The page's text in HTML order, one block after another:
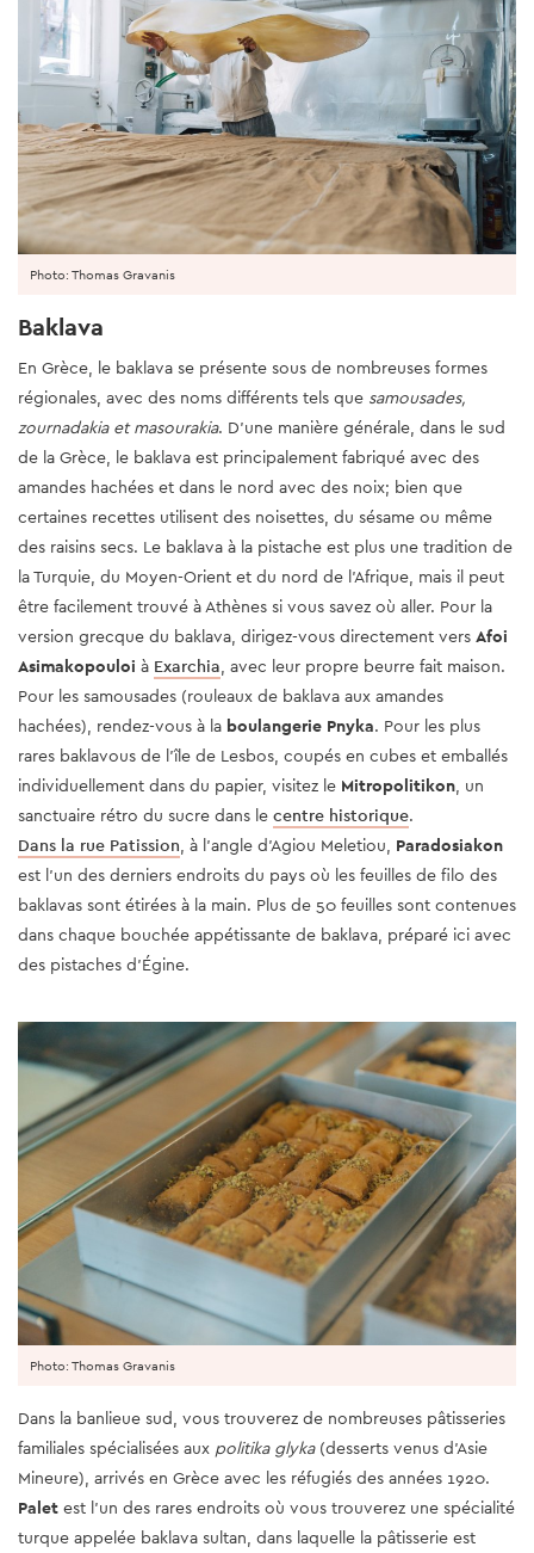
Baklava
En Grèce, le baklava se présente sous de nombreuses formes
régionales, avec des noms différents tels que samousades,
zournadakia et masourakia. D'une manière générale, dans le sud
de la Grèce, le baklava est principalement fabriqué avec des
amandes hachées et dans le nord avec des noix; bien que
certaines recettes utilisent des noisettes, du sésame ou même
des raisins secs. Le baklava à la pistache est plus une tradition de
la Turquie, du Moyen-Orient et du nord de l'Afrique, mais il peut
être facilement trouvé à Athènes si vous savez où aller. Pour la
version grecque du baklava, dirigez-vous directement vers Afoi
Asimakopouloi à Exarchia, avec leur propre beurre fait maison.
Pour les samousades (rouleaux de baklava aux amandes
hachées), rendez-vous à la boulangerie Pnyka. Pour les plus
rares baklavous de l'île de Lesbos, coupés en cubes et emballés
individuellement dans du papier, visitez le Mitropolitikon, un
sanctuaire rétro du sucre dans le centre historique.
Dans la rue Patission, à l'angle d'Agiou Meletiou, Paradosiakon
est l'un des derniers endroits du pays où les feuilles de filo des
baklavas sont étirées à la main. Plus de 50 feuilles sont contenues
dans chaque bouchée appétissante de baklava, préparé ici avec
des pistaches d'Égine.
Photo: Thomas Gravanis
Photo: Thomas Gravanis
Dans la banlieue sud, vous trouverez de nombreuses pâtisseries
familiales spécialisées aux politika glyka (desserts venus d'Asie
Mineure), arrivés en Grèce avec les réfugiés des années 1920.
Palet est l'un des rares endroits où vous trouverez une spécialité
turque appelée baklava sultan, dans laquelle la pâtisserie est